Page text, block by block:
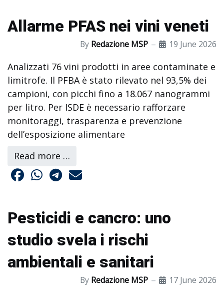
Allarme PFAS nei vini veneti
By Redazione MSP 19 June 2026
Analizzati 76 vini prodotti in aree contaminate e
limitrofe. Il PFBA è stato rilevato nel 93,5% dei
campioni, con picchi fino a 18.067 nanogrammi
per litro. Per ISDE è necessario rafforzare
monitoraggi, trasparenza e prevenzione
dell’esposizione alimentare
Read more …
Pesticidi e cancro: uno
studio svela i rischi
ambientali e sanitari
By Redazione MSP 17 June 2026